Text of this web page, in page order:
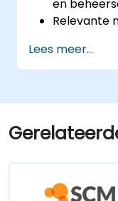
en
Relevante
financiële
Complete
van
Lees meer...